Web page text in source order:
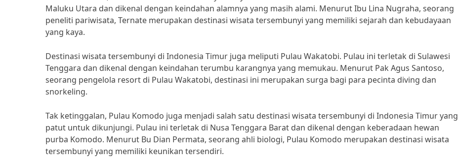
Maluku Utara dan dikenal dengan keindahan alamnya yang masih alami. Menurut Ibu Lina Nugraha, seorang
peneliti pariwisata, Ternate merupakan destinasi wisata tersembunyi yang memiliki sejarah dan kebudayaan
yang kaya.
Destinasi wisata tersembunyi di Indonesia Timur juga meliputi Pulau Wakatobi. Pulau ini terletak di Sulawesi
Tenggara dan dikenal dengan keindahan terumbu karangnya yang memukau. Menurut Pak Agus Santoso,
seorang pengelola resort di Pulau Wakatobi, destinasi ini merupakan surga bagi para pecinta diving dan
snorkeling.
Tak ketinggalan, Pulau Komodo juga menjadi salah satu destinasi wisata tersembunyi di Indonesia Timur yang
patut untuk dikunjungi. Pulau ini terletak di Nusa Tenggara Barat dan dikenal dengan keberadaan hewan
purba Komodo. Menurut Bu Dian Permata, seorang ahli biologi, Pulau Komodo merupakan destinasi wisata
tersembunyi yang memiliki keunikan tersendiri.